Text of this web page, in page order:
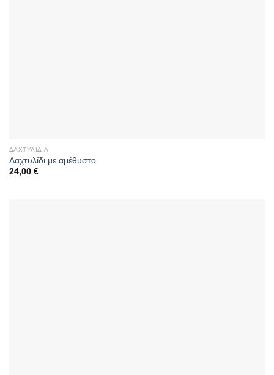
ΔΑΧΤΥΛΊΔΙΑ
Δαχτυλίδι με αμέθυστο
24,00 €